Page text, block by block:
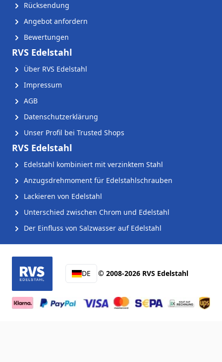
Rücksendung
Angebot anfordern
Bewertungen
RVS Edelstahl
Über RVS Edelstahl
Impressum
AGB
Datenschutzerklärung
Unser Profil bei Trusted Shops
RVS Edelstahl
Edelstahl kombiniert mit verzinktem Stahl
Anzugsdrehmoment für Edelstahlschrauben
Lackieren von Edelstahl
Unterschied zwischen Chrom und Edelstahl
Der Einfluss von Salzwasser auf Edelstahl
DE © 2008-2026 RVS Edelstahl